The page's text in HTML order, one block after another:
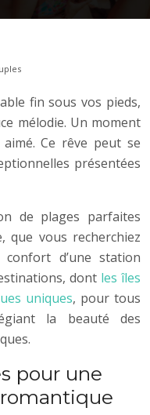
fin sous vos pieds,
mélodie. Un moment
Ce rêve peut se
présentées
de plages parfaites
que vous recherchiez
d’une station
dont les îles
uniques, pour tous
la beauté des
pour une